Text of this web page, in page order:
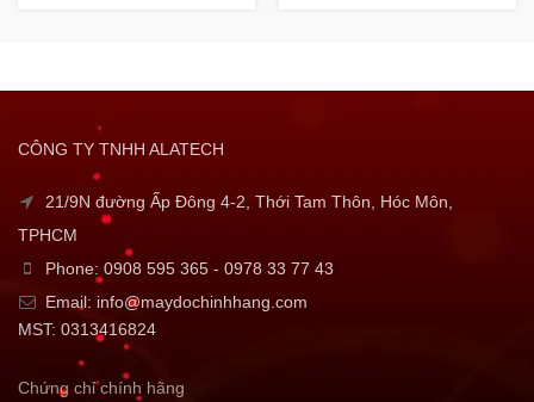
CÔNG TY TNHH ALATECH
21/9N đường Ấp Đông 4-2, Thới Tam Thôn, Hóc Môn,
TPHCM
Phone: 0908 595 365 - 0978 33 77 43
Email: info@maydochinhhang.com
MST: 0313416824
Chứng chỉ chính hãng